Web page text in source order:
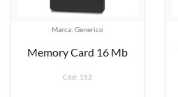
Marca: Generico
Memory Card 16 Mb
Cód: 152